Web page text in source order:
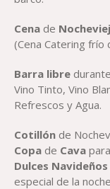
Cena de
(Cena Catering frío
Barra libre
Vino Tinto, Vino
Refrescos y Agua.
Cotillón de
Copa de Cava
Dulces Navideños
especial de la